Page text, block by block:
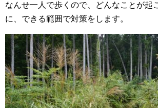
なんせ一人で歩くので、どんなことが起
に、できる範囲で対策をします。